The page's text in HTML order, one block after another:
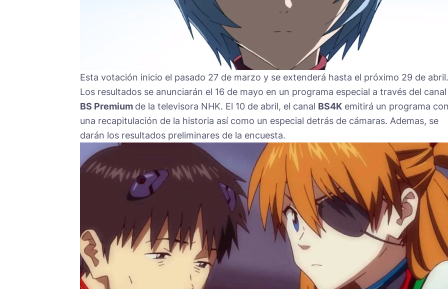
Esta votación inicio el pasado 27 de marzo y se extenderá hasta el próximo 29 de abril.
Los resultados se anunciarán el 16 de mayo en un programa especial a través del canal
BS Premium de la televisora NHK. El 10 de abril, el canal BS4K emitirá un programa
una recapitulación de la historia así como un especial detrás de cámaras. Ademas, se
darán los resultados preliminares de la encuesta.